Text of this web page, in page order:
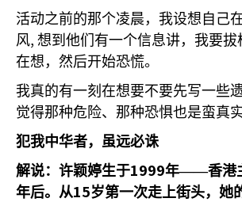
活动之前的那个凌晨，我设想自己
风, 想到他们有一个信息讲，我要拔
在想，然后开始恐慌。
我真的有一刻在想要不要先写一些
觉得那种危险、那种恐惧也是蛮真实
犯我中华者，虽远必诛
解说：许颖婷生于1999年——香港
年后。从15岁第一次走上街头，她